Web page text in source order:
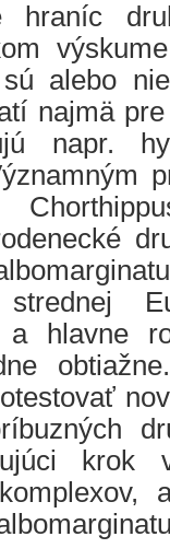
hraníc
sú alebo
najmä
napr.
a hlavne
krok